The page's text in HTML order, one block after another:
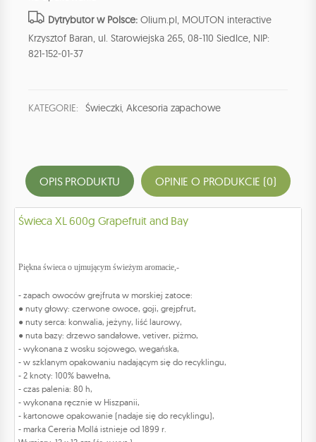
Dytrybutor w Polsce: Olium.pl, MOUTON interactive
Krzysztof Baran, ul. Starowiejska 265, 08-110 Siedlce, NIP:
821-152-01-37
KATEGORIE: Świeczki,Akcesoria zapachowe
OPIS PRODUKTU OPINIE O PRODUKCIE (0)
Świeca XL 600g Grapefruit and Bay
Piękna świeca o ujmującym świeżym aromacie,-
- zapach owoców grejfruta w morskiej zatoce:
● nuty głowy: czerwone owoce, goji, grejpfrut,
● nuty serca: konwalia, jeżyny, liść laurowy,
● nuta bazy: drzewo sandałowe, vetiver, piżmo,
- wykonana z wosku sojowego, wegańska,
- w szklanym opakowaniu nadającym się do recyklingu,
- 2 knoty: 100% bawełna,
- czas palenia: 80 h,
- wykonana ręcznie w Hiszpanii,
- kartonowe opakowanie (nadaje się do recyklingu),
- marka Cereria Mollá istnieje od 1899 r.